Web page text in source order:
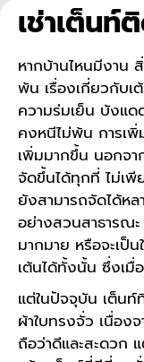
เช่าเต็นท์
หากบ้านไหนมีงาน
พ้น เรื่องเกี่ยวกับเ
ความร่มเย็น บังแ
คงหนีไม่พ้น การเ
เพิ่มมากขึ้น นอกจา
จัดขึ้นได้ทุกที่ ไม่เพี
ยังสามารถจัดได้หล
อย่างสวนสาธารณ
มากมาย หรือจะเป็
เต้นได้ทั้งนั้น ซึ่งเมื่
แต่ในปัจจุบัน เต็นท์
ผ้าใบทรงจั่ว เนื่อง
ถือว่าดีและสะดวก